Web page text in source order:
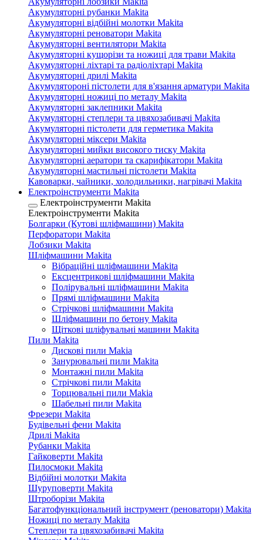
Акумуляторні рубанки Makita
Акумуляторні відбійні молотки Makita
Акумуляторні реноватори Makita
Акумуляторні вентилятори Makita
Акумуляторні кущорізи та ножиці для трави Makita
Акумуляторні ліхтарі та радіоліхтарі Makita
Акумуляторні дрилі Makita
Акумулятороні пістолети для в'язання арматури Makita
Акумуляторні ножиці по металу Makita
Акумуляторні заклепники Makita
Акумуляторні степлери та цвяхозабивачі Makita
Акумуляторні пістолети для герметика Makita
Акумуляторні міксери Makita
Акумуляторні мийки високого тиску Makita
Акумуляторні аератори та скарифікатори Makita
Акумуляторні мастильні пістолети Makita
Кавоварки, чайники, холодильники, нагрівачі Makita
Електроінструменти Makita
Електроінструменти Makita
Електроінструменти Makita
Болгарки (Кутові шліфмашини) Makita
Перфоратори Makita
Лобзики Makita
Шліфмашини Makita
Вібраційні шліфмашини Makita
Ексцентрикові шліфмашини Makita
Полірувальні шліфмашини Makita
Прямі шліфмашини Makita
Стрічкові шліфмашини Makita
Шліфмашини по бетону Makita
Щіткові шліфувальні машини Makita
Пили Makita
Дискові пили Makia
Занурювальні пили Makita
Монтажні пили Makita
Стрічкові пили Makita
Торцювальні пили Makia
Шабельні пили Makita
Фрезери Makita
Будівельні фени Makita
Дрилі Makita
Рубанки Makita
Гайковерти Makita
Пилосмоки Makita
Відбійні молотки Makita
Шуруповерти Makita
Штроборізи Makita
Багатофункціональний інструмент (реноватори) Makita
Ножиці по металу Makita
Степлери та цвяхозабивачі Makita